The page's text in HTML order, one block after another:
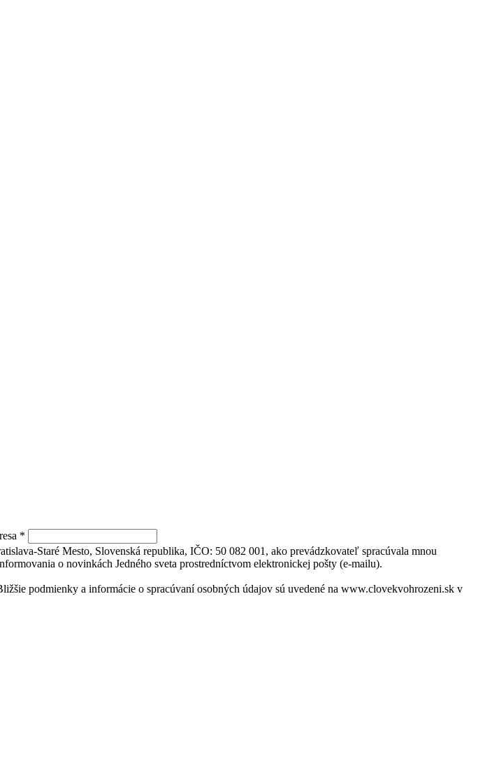
*
Staré Mesto, Slovenská republika, IČO: 50 082 001, ako prevádzkovateľ spracúvala mnou
o novinkách Jedného sveta prostredníctvom elektronickej pošty (e-mailu).
podmienky a informácie o spracúvaní osobných údajov sú uvedené na www.clovekvohrozeni.sk v